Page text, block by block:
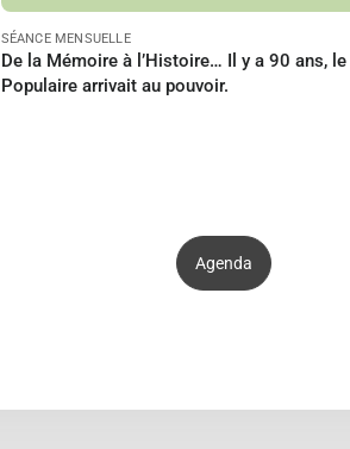
SÉANCE MENSUELLE
De la Mémoire à l’Histoire… Il y a 90 ans,
Populaire arrivait au pouvoir.
Agenda